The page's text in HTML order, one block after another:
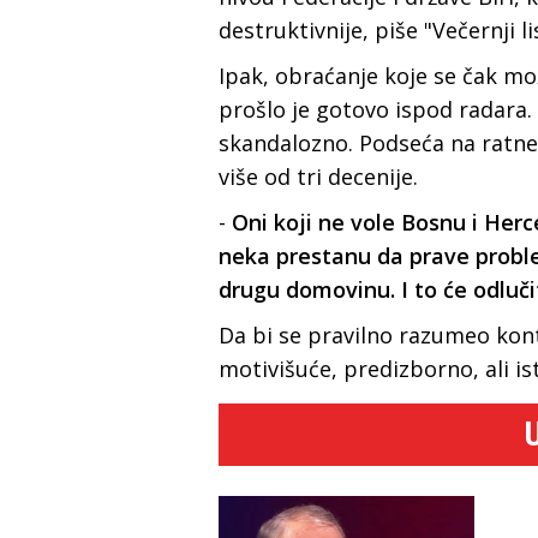
destruktivnije, piše "Večernji
Ipak, obraćanje koje se čak
prošlo je gotovo ispod
skandalozno. Podseća na
više od tri decenije.
- Oni koji ne vole Bosnu i
neka prestanu da prave
drugu domovinu. I to će
Da bi se pravilno razumeo
motivišuće, predizborno, ali